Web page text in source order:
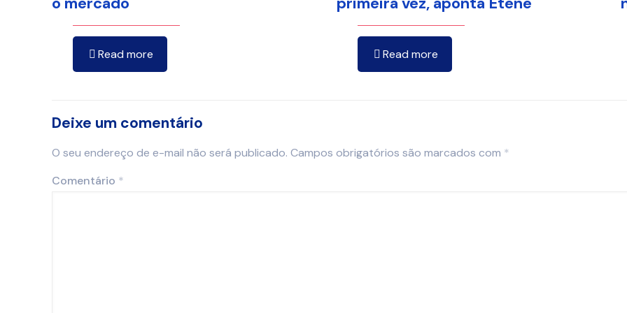
Read more Read more
Deixe um comentário
O seu endereço de e-mail não será publicado. Campos obrigatórios são marcados com *
Comentário *